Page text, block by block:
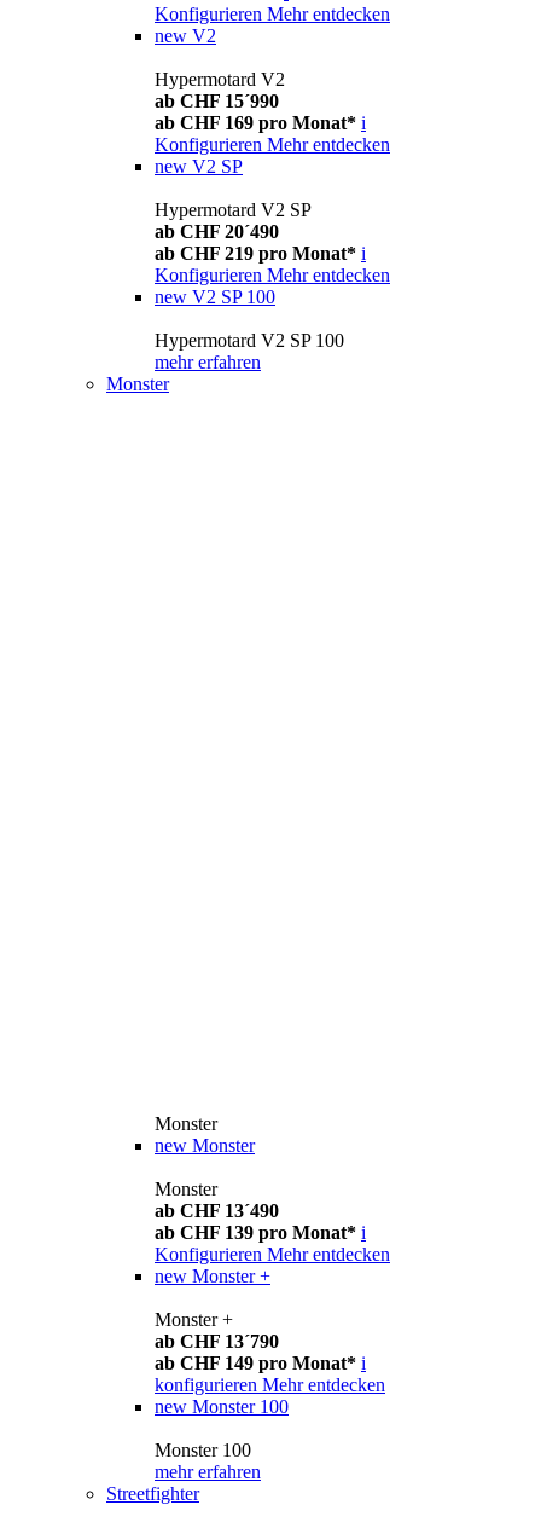
Konfigurieren Mehr entdecken
new V2
Hypermotard V2
ab CHF 15´990
ab CHF 169 pro Monat* i
Konfigurieren Mehr entdecken
new V2 SP
Hypermotard V2 SP
ab CHF 20´490
ab CHF 219 pro Monat* i
Konfigurieren Mehr entdecken
new V2 SP 100
Hypermotard V2 SP 100
mehr erfahren
Monster
Monster
new Monster
Monster
ab CHF 13´490
ab CHF 139 pro Monat* i
Konfigurieren Mehr entdecken
new Monster +
Monster +
ab CHF 13´790
ab CHF 149 pro Monat* i
konfigurieren Mehr entdecken
new Monster 100
Monster 100
mehr erfahren
Streetfighter